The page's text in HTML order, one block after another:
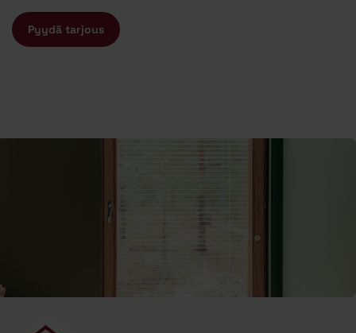
Pyydä tarjous